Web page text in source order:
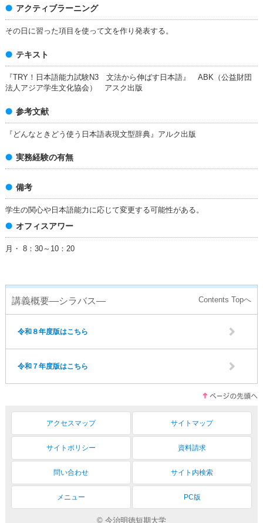
アクティブラーニング
その日に習った項目を使って文を作り発表する。
テキスト
『TRY！日本語能力試験N3 文法から伸ばす日本語』 ABK（公益財団
法人アジア学生文化協会） アスク出版
参考文献
『どんなときどう使う日本語表現文型辞典』アルク出版
実務経験の有無
備考
学生の関心や日本語能力に応じて変更する可能性がある。
オフィスアワー
月・ 8：30～10：20
講義概要―シラバス―
令和８年度版はこちら
令和７年度版はこちら
アクセスマップ サイトマップ
サイトポリシー 資料請求
問い合わせ サイト内検索
メニュー PC版
© 今治明徳短期大学